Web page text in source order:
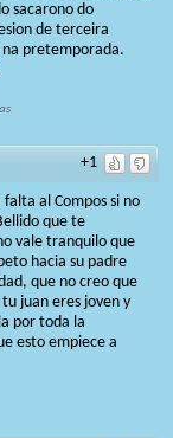
sacarono do
de terceira
na pretemporada.
+1
al Compos si no
que te
vale tranquilo que
hacia su padre
que no creo que
juan eres joven y
por toda la
esto empiece a